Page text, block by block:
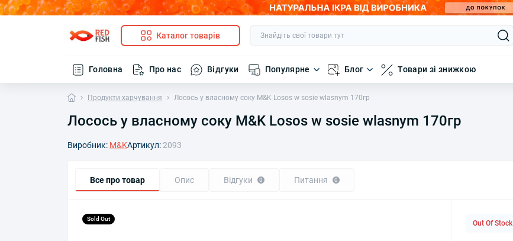
Каталог товарів
Головна Про нас Відгуки Популярне Блог Товари зі знижкою
Продукти харчування Лосось у власному соку M&K Losos w sosie wlasnym 170гр
Лосось у власному соку M&K Losos w sosie wlasnym 170гр
Виробник: M&KАртикул: 2093
Все про товар Опис Відгуки 0 Питання 0
Sold Out
Out Of Stock